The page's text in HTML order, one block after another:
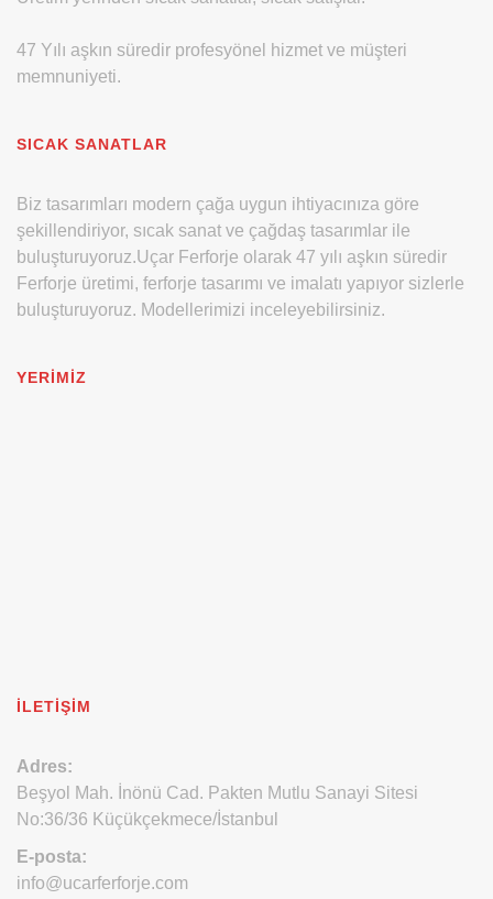
47 Yılı aşkın süredir profesyönel hizmet ve müşteri
memnuniyeti.
SICAK SANATLAR
Biz tasarımları modern çağa uygun ihtiyacınıza göre
şekillendiriyor, sıcak sanat ve çağdaş tasarımlar ile
buluşturuyoruz.Uçar Ferforje olarak 47 yılı aşkın süredir
Ferforje üretimi, ferforje tasarımı ve imalatı yapıyor sizlerle
buluşturuyoruz. Modellerimizi inceleyebilirsiniz.
YERIMIZ
İLETIŞIM
Adres:
Beşyol Mah. İnönü Cad. Pakten Mutlu Sanayi Sitesi
No:36/36 Küçükçekmece/İstanbul
E-posta:
info@ucarferforje.com